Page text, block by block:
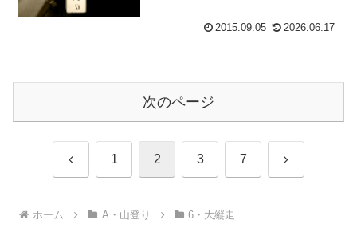
2015.09.05 2026.06.17
次のページ
前 1 2 3 7 次
ホーム A・山登り 6・大縦走